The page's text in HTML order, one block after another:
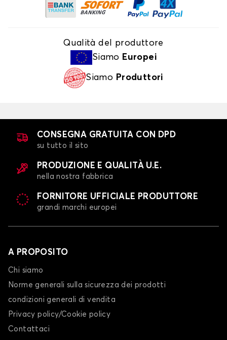
Qualità del produttore
Siamo Europei
Siamo Produttori
CONSEGNA GRATUITA CON DPD
su tutto il sito
PRODUZIONE E QUALITÀ U.E.
nella nostra fabbrica
FORNITORE UFFICIALE PRODUTTORE
grandi marchi europei
A PROPOSITO
Chi siamo
Norme generali sulla sicurezza dei prodotti
condizioni generali di vendita
Privacy policy/Cookie policy
Contattaci